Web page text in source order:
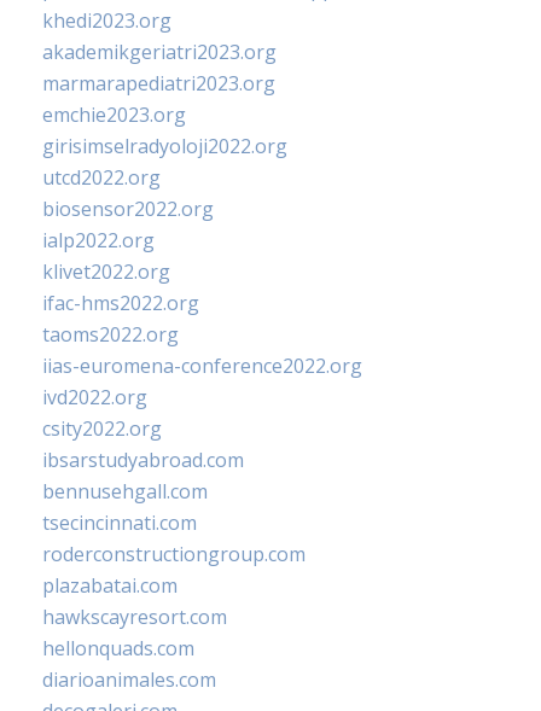
khedi2023.org
akademikgeriatri2023.org
marmarapediatri2023.org
emchie2023.org
girisimselradyoloji2022.org
utcd2022.org
biosensor2022.org
ialp2022.org
klivet2022.org
ifac-hms2022.org
taoms2022.org
iias-euromena-conference2022.org
ivd2022.org
csity2022.org
ibsarstudyabroad.com
bennusehgall.com
tsecincinnati.com
roderconstructiongroup.com
plazabatai.com
hawkscayresort.com
hellonquads.com
diarioanimales.com